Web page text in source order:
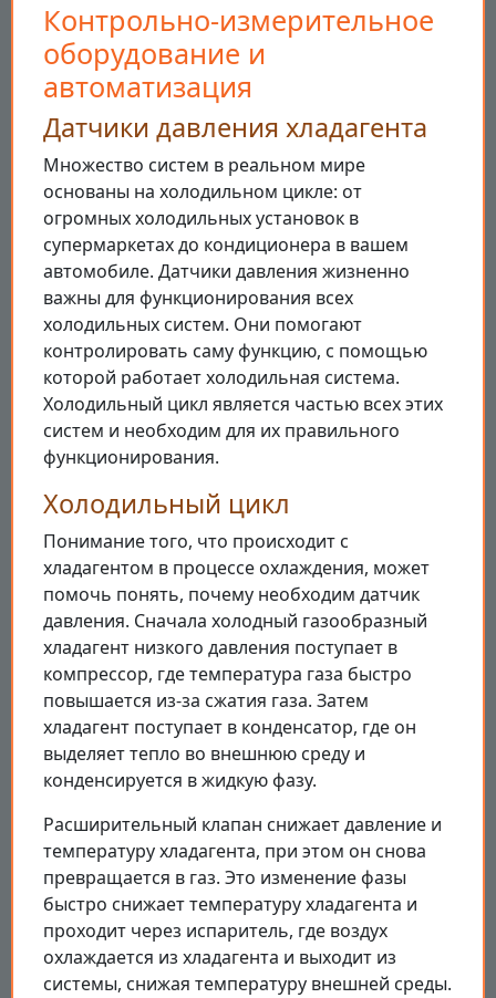
Контрольно-измерительное
оборудование и
автоматизация
Датчики давления хладагента
Множество систем в реальном мире
основаны на холодильном цикле: от
огромных холодильных установок в
супермаркетах до кондиционера в вашем
автомобиле. Датчики давления жизненно
важны для функционирования всех
холодильных систем. Они помогают
контролировать саму функцию, с помощью
которой работает холодильная система.
Холодильный цикл является частью всех этих
систем и необходим для их правильного
функционирования.
Холодильный цикл
Понимание того, что происходит с
хладагентом в процессе охлаждения, может
помочь понять, почему необходим датчик
давления. Сначала холодный газообразный
хладагент низкого давления поступает в
компрессор, где температура газа быстро
повышается из-за сжатия газа. Затем
хладагент поступает в конденсатор, где он
выделяет тепло во внешнюю среду и
конденсируется в жидкую фазу.
Расширительный клапан снижает давление и
температуру хладагента, при этом он снова
превращается в газ. Это изменение фазы
быстро снижает температуру хладагента и
проходит через испаритель, где воздух
охлаждается из хладагента и выходит из
системы, снижая температуру внешней среды.